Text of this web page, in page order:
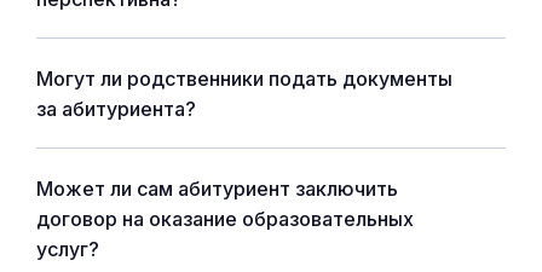
Могут ли родственники подать документы
за абитуриента?
Может ли сам абитуриент заключить
договор на оказание образовательных
услуг?